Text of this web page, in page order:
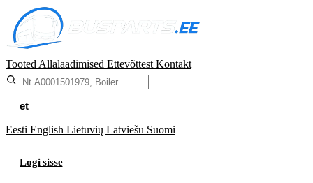
Tooted Allalaadimised Ettevõttest Kontakt
et
Eesti English Lietuvių Latviešu Suomi
Logi sisse